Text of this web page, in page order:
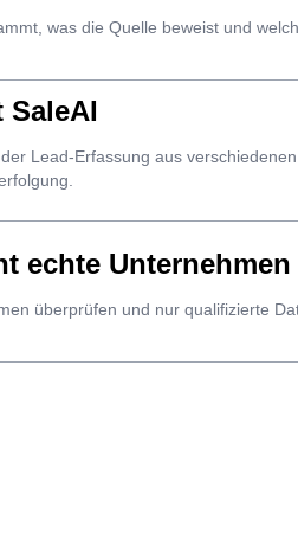
was die Quelle beweist und
Lead-Erfassung aus
echte
überprüfen und nur qualifizierte